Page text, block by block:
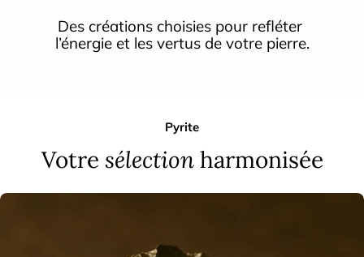
Des créations choisies pour refléter
l’énergie et les vertus de votre pierre.
Pyrite
Votre sélectionharmonisée